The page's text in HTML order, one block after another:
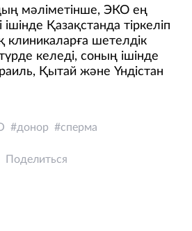
мәліметінше, ЭКО ең
Қазақстанда тіркеліп
клиникаларға шетелдік
келеді, соның ішінде
Қытай және Үндістан
донор сперма
Поделиться